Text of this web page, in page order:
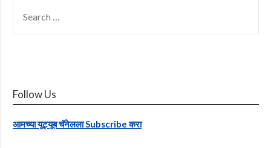
FOR:
Follow Us
आमच्या यूट्यूब चॅनेलला Subscribe करा